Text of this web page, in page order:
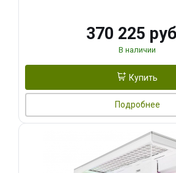
370 225
В наличии
Купить
Подробнее